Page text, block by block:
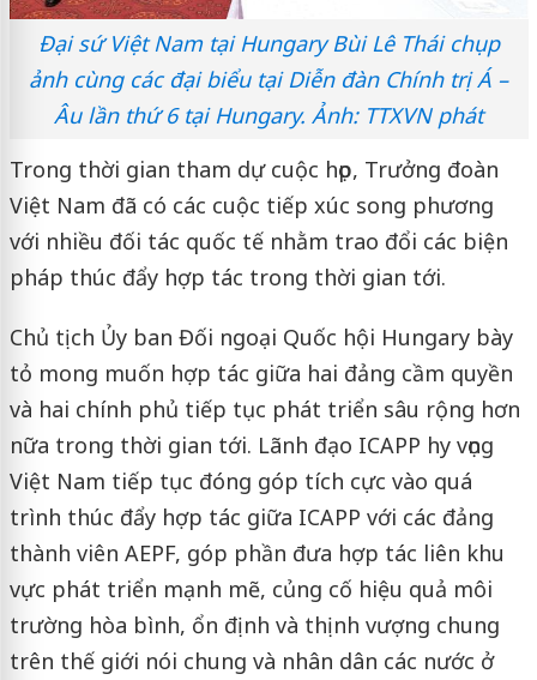
Đại sứ Việt Nam tại Hungary Bùi Lê Thái chụp
ảnh cùng các đại biểu tại Diễn đàn Chính trị Á –
Âu lần thứ 6 tại Hungary. Ảnh: TTXVN phát
Trong thời gian tham dự cuộc họp, Trưởng đoàn
Việt Nam đã có các cuộc tiếp xúc song phương
với nhiều đối tác quốc tế nhằm trao đổi các biện
pháp thúc đẩy hợp tác trong thời gian tới.
Chủ tịch Ủy ban Đối ngoại Quốc hội Hungary bày
tỏ mong muốn hợp tác giữa hai đảng cầm quyền
và hai chính phủ tiếp tục phát triển sâu rộng hơn
nữa trong thời gian tới. Lãnh đạo ICAPP hy vọng
Việt Nam tiếp tục đóng góp tích cực vào quá
trình thúc đẩy hợp tác giữa ICAPP với các đảng
thành viên AEPF, góp phần đưa hợp tác liên khu
vực phát triển mạnh mẽ, củng cố hiệu quả môi
trường hòa bình, ổn định và thịnh vượng chung
trên thế giới nói chung và nhân dân các nước ở